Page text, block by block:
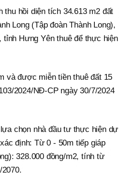
thu hồi diện tích 34.613 m2 đất
Long (Tập đoàn Thành Long),
Hưng Yên thuê để thực hiện
và được miễn tiền thuê đất 15
2024/NĐ-CP ngày 30/7/2024
chọn nhà đầu tư thực hiện dự
định: Từ 0 - 50m tiếp giáp
328.000 đồng/m2, tính từ